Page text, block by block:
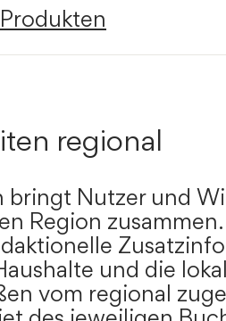
regional
bringt Nutzer und
Region
und die
vom regional